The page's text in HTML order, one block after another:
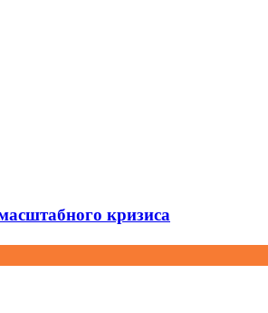
кризиса